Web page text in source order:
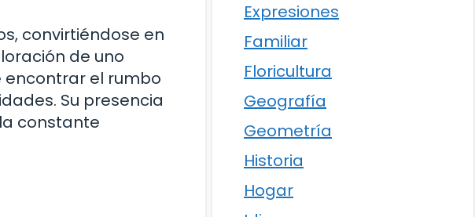
convirtiéndose en
de uno
encontrar el rumbo
Su presencia
constante
Expresiones
Familiar
Floricultura
Geografía
Geometría
Historia
Hogar